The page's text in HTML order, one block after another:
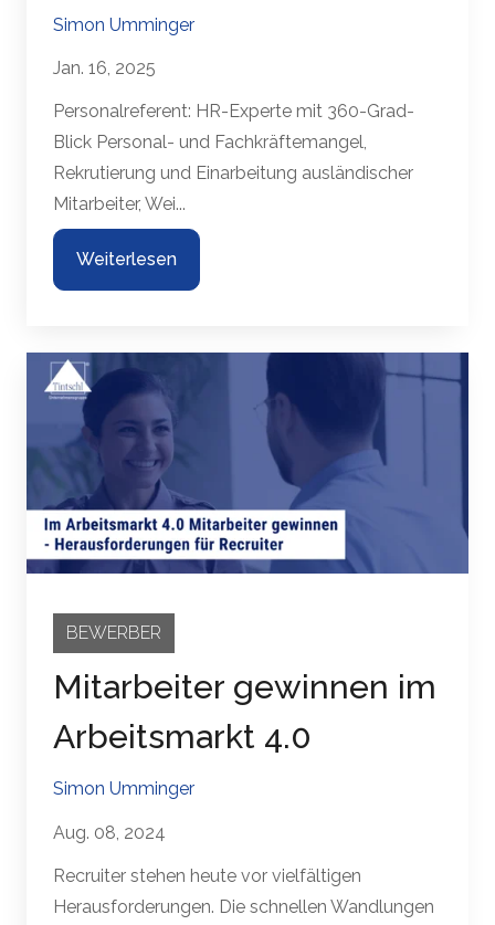
Simon Umminger
Jan. 16, 2025
Personalreferent: HR-Experte mit 360-Grad-
Blick Personal- und Fachkräftemangel,
Rekrutierung und Einarbeitung ausländischer
Mitarbeiter, Wei...
Weiterlesen
BEWERBER
Mitarbeiter gewinnen im
Arbeitsmarkt 4.0
Simon Umminger
Aug. 08, 2024
Recruiter stehen heute vor vielfältigen
Herausforderungen. Die schnellen Wandlungen